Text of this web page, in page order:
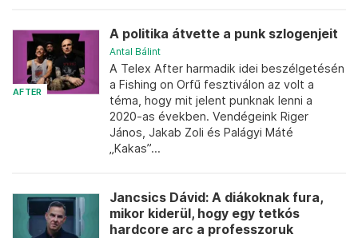
AFTER
A politika átvette a punk szlogenjeit
Antal Bálint
A Telex After harmadik idei beszélgetésén
a Fishing on Orfű fesztiválon az volt a
téma, hogy mit jelent punknak lenni a
2020-as években. Vendégeink Riger
János, Jakab Zoli és Palágyi Máté
„Kakas”...
Jancsics Dávid: A diákoknak fura,
mikor kiderül, hogy egy tetkós
hardcore arc a professzoruk